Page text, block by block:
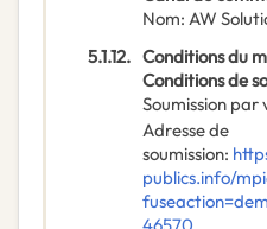
Nom: AW
5.1.12. Conditions du
Conditions de
Soumission par
Adresse de
soumission:
publics.info/